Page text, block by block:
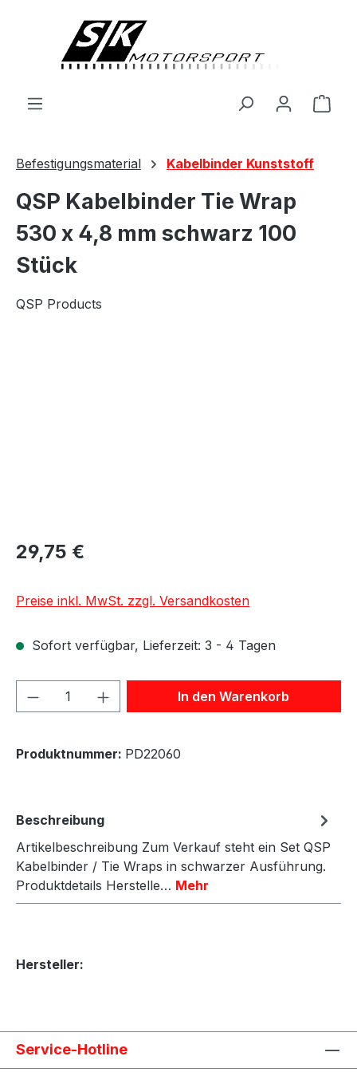
Befestigungsmaterial Kabelbinder Kunststoff
QSP Kabelbinder Tie Wrap
530 x 4,8 mm schwarz 100
Stück
QSP Products
29,75 €
Preise inkl. MwSt. zzgl. Versandkosten
Sofort verfügbar, Lieferzeit: 3 - 4 Tagen
Produkt Anzahl: Gib denIn den Warenkorb
Produktnummer: PD22060
Beschreibung
Artikelbeschreibung Zum Verkauf steht ein Set QSP
Kabelbinder / Tie Wraps in schwarzer Ausführung.
Produktdetails Herstelle… Mehr
Hersteller:
Service-Hotline